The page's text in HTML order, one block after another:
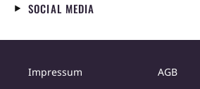
SOCIAL MEDIA
Impressum AGB